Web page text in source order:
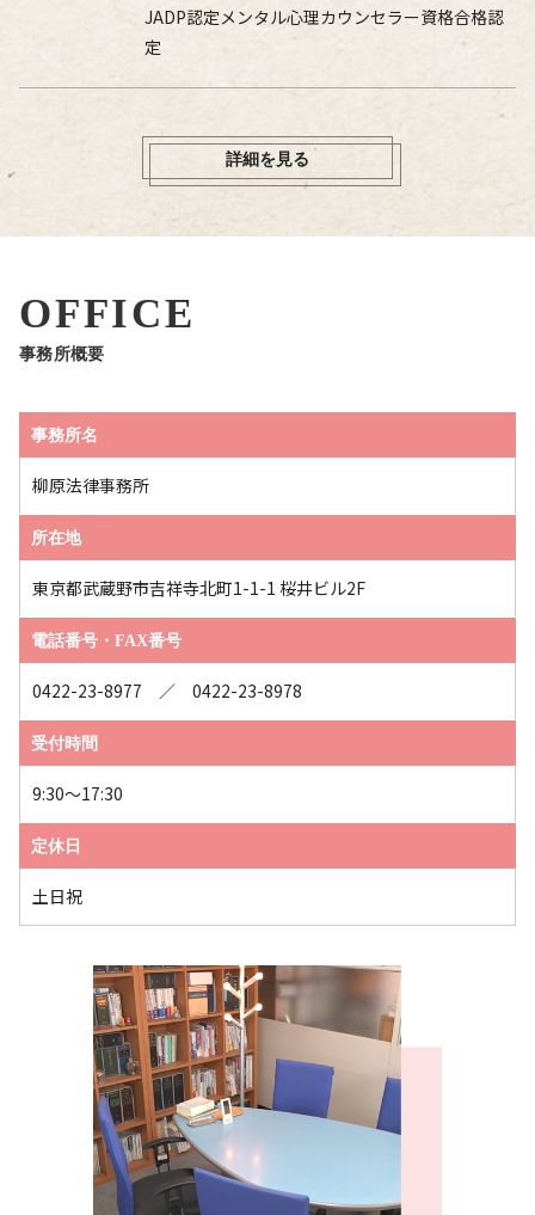
JADP認定メンタル心理カウンセラー資格合格認
定
詳細を見る
OFFICE
事務所概要
事務所名
柳原法律事務所
所在地
東京都武蔵野市吉祥寺北町1-1-1 桜井ビル2F
電話番号・FAX番号
0422-23-8977 ／ 0422-23-8978
受付時間
9:30～17:30
定休日
土日祝